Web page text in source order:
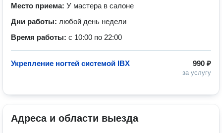
Место приема: У мастера в салоне
Дни работы: любой день недели
Время работы: с 10:00 по 22:00
990 ₽
за услугу
Укрепление ногтей системой IBX
Адреса и области выезда